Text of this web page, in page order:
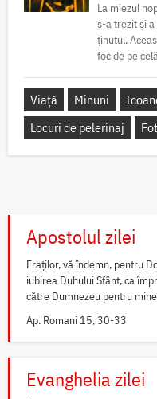
La miezul
s-a trezit și
ținutul.
foc de pe
Viață Minuni
Locuri de pelerinaj
Apostolul zilei
Fraților, vă îndemn, pentru
iubirea Duhului Sfânt, ca
către Dumnezeu pentru
Ap. Romani 15, 30-33
Evanghelia zilei